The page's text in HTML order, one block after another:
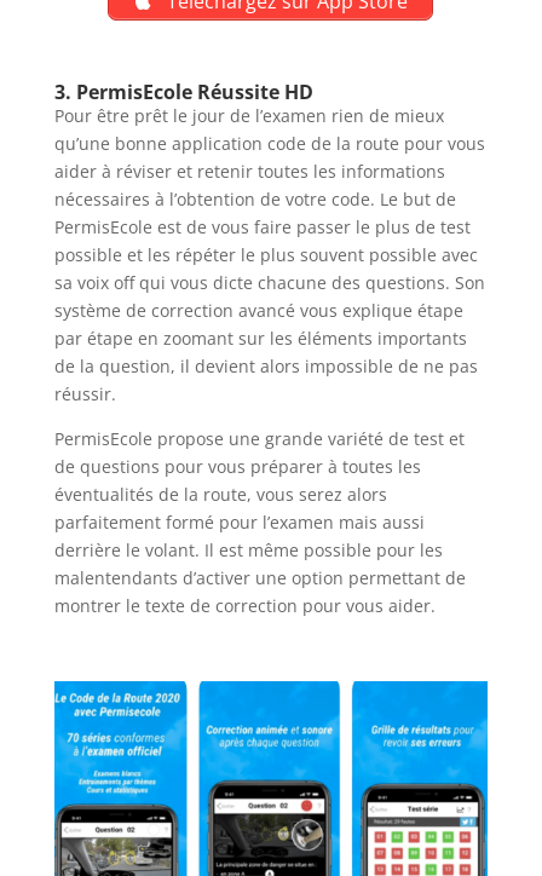
3. PermisEcole Réussite HD
Pour être prêt le jour de l’examen rien de mieux
qu’une bonne application code de la route pour vous
aider à réviser et retenir toutes les informations
nécessaires à l’obtention de votre code. Le but de
PermisEcole est de vous faire passer le plus de test
possible et les répéter le plus souvent possible avec
sa voix off qui vous dicte chacune des questions. Son
système de correction avancé vous explique étape
par étape en zoomant sur les éléments importants
de la question, il devient alors impossible de ne pas
réussir.
PermisEcole propose une grande variété de test et
de questions pour vous préparer à toutes les
éventualités de la route, vous serez alors
parfaitement formé pour l’examen mais aussi
derrière le volant. Il est même possible pour les
malentendants d’activer une option permettant de
montrer le texte de correction pour vous aider.